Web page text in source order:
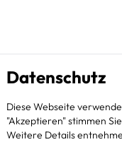
Datenschutz
Diese Webseite
"Akzeptieren" stimmen
Weitere Details